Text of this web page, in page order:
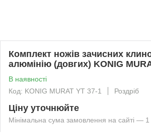
Комплект ножів зачисних
алюмінію (довгих) KONIG
В наявності
Код: KONIG MURAT YT 37-1
Роздріб
Ціну уточнюйте
Мінімальна сума замовлення на сайті —